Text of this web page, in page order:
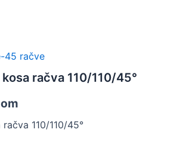
45 račve
račva 110/110/45°
110/110/45°